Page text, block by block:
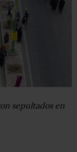
sepultados en